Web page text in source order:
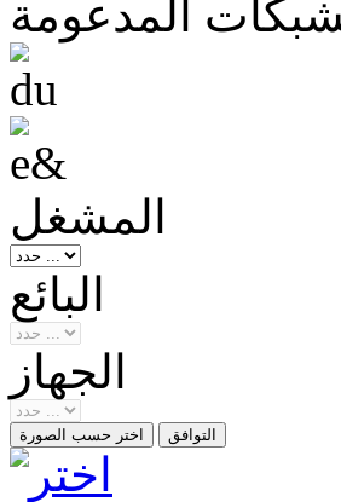
المدعومة
المشغل
البائع
الجهاز